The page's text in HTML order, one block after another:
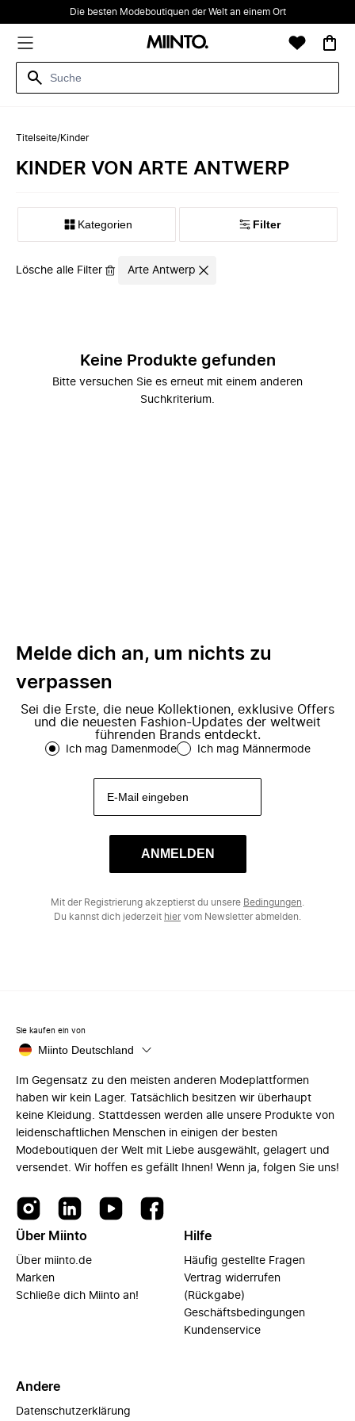
Die besten Modeboutiquen der Welt an einem Ort
Titelseite/Kinder
KINDER VON ARTE ANTWERP
Kategorien Filter
Lösche alle Filter Arte Antwerp
Keine Produkte gefunden
Bitte versuchen Sie es erneut mit einem anderen
Suchkriterium.
Melde dich an, um nichts zu
verpassen
Sei die Erste, die neue Kollektionen, exklusive Offers
und die neuesten Fashion-Updates der weltweit
führenden Brands entdeckt.
Ich mag Damenmode Ich mag Männermode
ANMELDEN
Mit der Registrierung akzeptierst du unsere Bedingungen
Du kannst dich jederzeit hiervom Newsletter abmelden.
Sie kaufen ein von
Miinto Deutschland
Im Gegensatz zu den meisten anderen Modeplattformen
haben wir kein Lager. Tatsächlich besitzen wir überhaupt
keine Kleidung. Stattdessen werden alle unsere Produkte von
leidenschaftlichen Menschen in einigen der besten
Modeboutiquen der Welt mit Liebe ausgewählt, gelagert und
versendet. Wir hoffen es gefällt Ihnen! Wenn ja, folgen Sie uns!
Über Miinto
Über miinto.de
Marken
Schließe dich Miinto an!
Hilfe
Häufig gestellte Fragen
Vertrag widerrufen
(Rückgabe)
Geschäftsbedingungen
Kundenservice
Andere
Datenschutzerklärung